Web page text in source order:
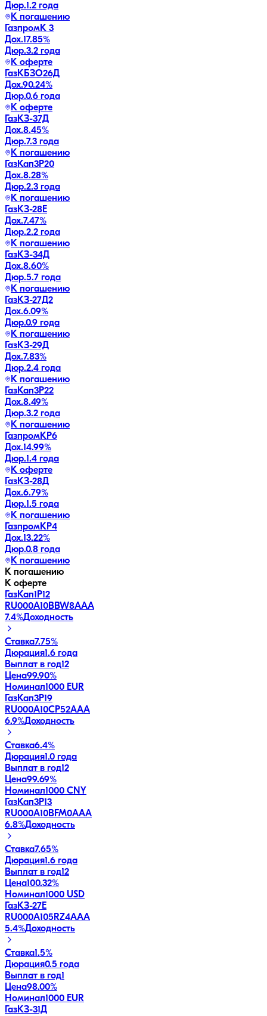
Дюр.1.2 года
К погашению
ГазпромК 3
Дох.17.85%
Дюр.3.2 года
К оферте
ГазКБЗО26Д
Дох.90.24%
Дюр.0.6 года
К оферте
ГазКЗ-37Д
Дох.8.45%
Дюр.7.3 года
К погашению
ГазКап3P20
Дох.8.28%
Дюр.2.3 года
К погашению
ГазКЗ-28Е
Дох.7.47%
Дюр.2.2 года
К погашению
ГазКЗ-34Д
Дох.8.60%
Дюр.5.7 года
К погашению
ГазКЗ-27Д2
Дох.6.09%
Дюр.0.9 года
К погашению
ГазКЗ-29Д
Дох.7.83%
Дюр.2.4 года
К погашению
ГазКап3P22
Дох.8.49%
Дюр.3.2 года
К погашению
ГазпромКP6
Дох.14.99%
Дюр.1.4 года
К оферте
ГазКЗ-28Д
Дох.6.79%
Дюр.1.5 года
К погашению
ГазпромКP4
Дох.13.22%
Дюр.0.8 года
К погашению
К погашению
К оферте
ГазКап1P12
RU000A10BBW8AAA
7.4%Доходность
Ставка7.75%
Дюрация1.6 года
Выплат в год12
Цена99.90%
Номинал1000 EUR
ГазКап3P19
RU000A10CP52AAA
6.9%Доходность
Ставка6.4%
Дюрация1.0 года
Выплат в год12
Цена99.69%
Номинал1000 CNY
ГазКап3P13
RU000A10BFM0AAA
6.8%Доходность
Ставка7.65%
Дюрация1.6 года
Выплат в год12
Цена100.32%
Номинал1000 USD
ГазКЗ-27Е
RU000A105RZ4AAA
5.4%Доходность
Ставка1.5%
Дюрация0.5 года
Выплат в год1
Цена98.00%
Номинал1000 EUR
ГазКЗ-31Д